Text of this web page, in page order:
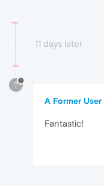
11 days later
?
A Former User
Fantastic!